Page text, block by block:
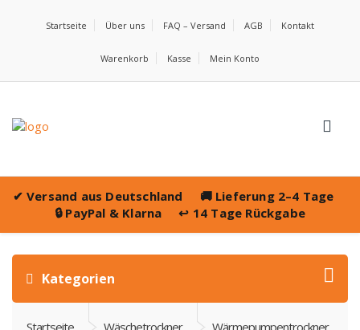
Startseite Über uns FAQ – Versand AGB Kontakt
Warenkorb Kasse Mein Konto
✔ Versand aus Deutschland 🚚 Lieferung 2–4 Tage
🔒 PayPal & Klarna ↩️ 14 Tage Rückgabe
Kategorien
Startseite Wäschetrockner Wärmepumpentrockner